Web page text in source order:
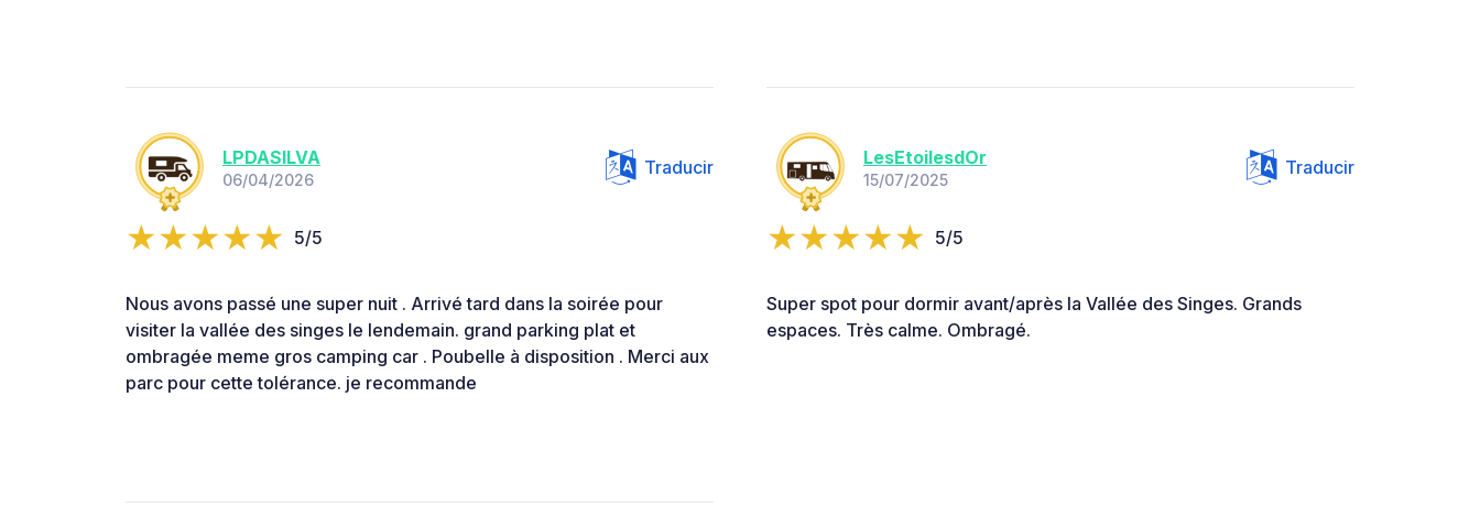
LPDASILVA
06/04/2026
Traducir
5/5
Nous avons passé une super nuit . Arrivé tard dans la soirée pour
visiter la vallée des singes le lendemain. grand parking plat et
ombragée meme gros camping car . Poubelle à disposition . Merci aux
parc pour cette tolérance. je recommande
LesEtoilesdOr
15/07/2025
Traducir
5/5
Super spot pour dormir avant/après la Vallée des Singes. Grands
espaces. Très calme. Ombragé.